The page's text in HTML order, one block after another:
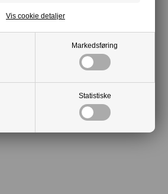
Markedsføring
Statistiske
Vis cookie detaljer